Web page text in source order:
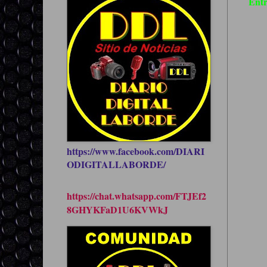
https://www.facebook.com/DIARI
ODIGITALLABORDE/
https://chat.whatsapp.com/FTJEf2
8GHYKFaD1U6KVWkJ